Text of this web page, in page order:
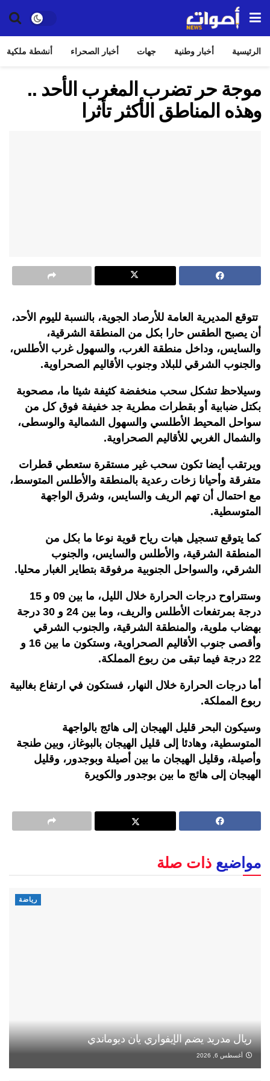
الرئيسية أخبار وطنية جهات أخبار الصحراء أنشطة ملكية
موجة حر تضرب المغرب الأحد ..
وهذه المناطق الأكثر تأثرا
تتوقع المديرية العامة للأرصاد الجوية، بالنسبة لليوم الأحد،
أن يصبح الطقس حارا بكل من المنطقة الشرقية،
والسايس، وداخل منطقة الغرب، والسهول غرب الأطلس،
والجنوب الشرقي للبلاد وجنوب الأقاليم الصحراوية.
وسيلاحظ تشكل سحب منخفضة كثيفة شيئا ما، مصحوبة
بكتل ضبابية أو بقطرات مطرية جد خفيفة فوق كل من
سواحل المحيط الأطلسي والسهول الشمالية والوسطى،
والشمال الغربي للأقاليم الصحراوية.
ويرتقب أيضا تكون سحب غير مستقرة ستعطي قطرات
متفرقة وأحيانا زخات رعدية بالمنطقة والأطلس المتوسط،
مع احتمال أن تهم الريف والسايس، وشرق الواجهة
المتوسطية.
كما يتوقع تسجيل هبات رياح قوية نوعا ما بكل من
المنطقة الشرقية، والأطلس والسايس، والجنوب
الشرقي، والسواحل الجنوبية مرفوقة بتطاير الغبار محليا.
وستتراوح درجات الحرارة خلال الليل، ما بين 09 و 15
درجة بمرتفعات الأطلس والريف، وما بين 24 و 30 درجة
بهضاب ملوية، والمنطقة الشرقية، والجنوب الشرقي
وأقصى جنوب الأقاليم الصحراوية، وستكون ما بين 16 و
22 درجة فيما تبقى من ربوع المملكة.
أما درجات الحرارة خلال النهار، فستكون في ارتفاع بغالبية
ربوع المملكة.
وسيكون البحر قليل الهيجان إلى هائج بالواجهة
المتوسطية، وهادئا إلى قليل الهيجان بالبوغاز، وبين طنجة
وأصيلة، وقليل الهيجان ما بين أصيلة وبوجدور، وقليل
الهيجان إلى هائج ما بين بوجدور والكويرة
مواضيع ذات صلة
رياضة
ريال مدريد يضم الإيفواري يان ديوماندي
أغسطس 6, 2026